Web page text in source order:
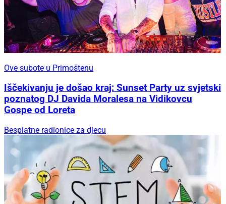
Ove subote u Primoštenu
Iščekivanju je došao kraj: Sunset Party uz svjetski
poznatog DJ Davida Moralesa na Vidikovcu
Gospe od Loreta
Besplatne radionice za djecu